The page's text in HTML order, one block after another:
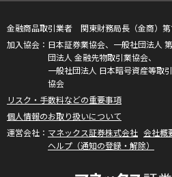
金融商品取引業者 関東財務局長（金商）
日本証券業協会、一般社団法人
団法人 金融先物取引業協会、
一般社団法人 日本暗号資産等取
協会
リスク・手数料などの重要事項
個人情報のお取り扱いについて
マネックス証券株式会社 会社概
ヘルプ（通知の登録・解除）